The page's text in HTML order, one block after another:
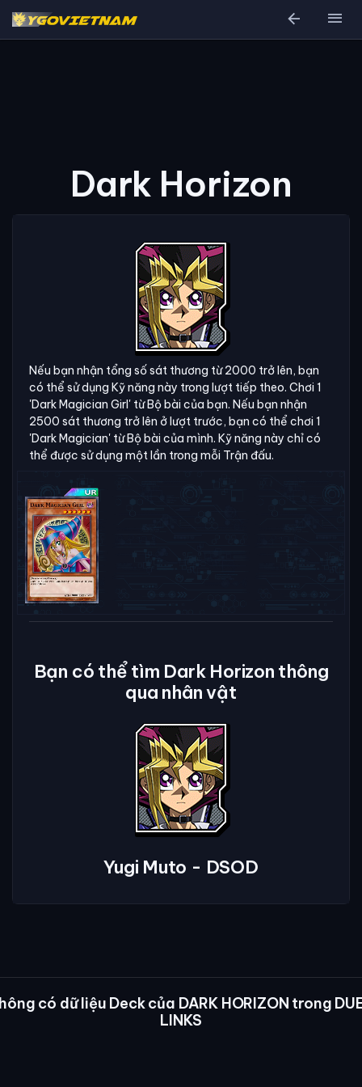
arrow_back menu
Dark Horizon
Nếu bạn nhận tổng số sát thương từ 2000 trở lên, bạn
có thể sử dụng Kỹ năng này trong lượt tiếp theo. Chơi 1
'Dark Magician Girl' từ Bộ bài của bạn. Nếu bạn nhận
2500 sát thương trở lên ở lượt trước, bạn có thể chơi 1
'Dark Magician' từ Bộ bài của mình. Kỹ năng này chỉ có
thể được sử dụng một lần trong mỗi Trận đấu.
Bạn có thể tìm Dark Horizon thông
qua nhân vật
Yugi Muto - DSOD
có dữ liệu Deck của DARK HORIZON trong
LINKS